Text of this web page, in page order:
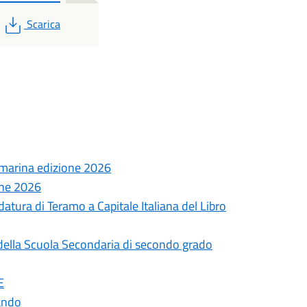
PDF
Scarica
edizione 2026
2026
di Teramo a Capitale Italiana del Libro
Scuola Secondaria di secondo grado